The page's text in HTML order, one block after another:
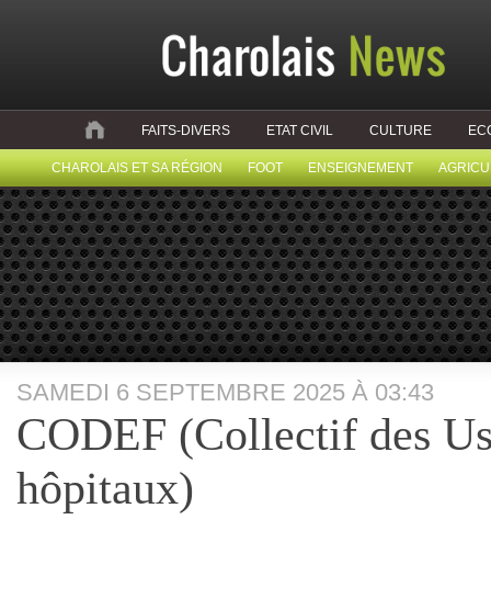
FAITS-DIVERS ETAT CIVIL CULTURE
CHAROLAIS ET SA RÉGION FOOT ENSEIGNEMENT
SAMEDI 6 SEPTEMBRE 2025 À 03:43
CODEF (Collectif des
hôpitaux)